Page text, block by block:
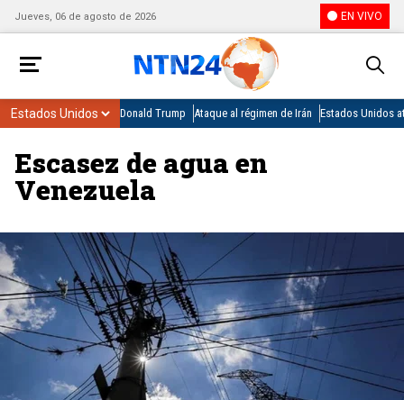
Jueves, 06 de agosto de 2026 EN VIVO
Donald Trump Ataque al régimen de Irán Estados Unidos
Escasez de agua en
Venezuela